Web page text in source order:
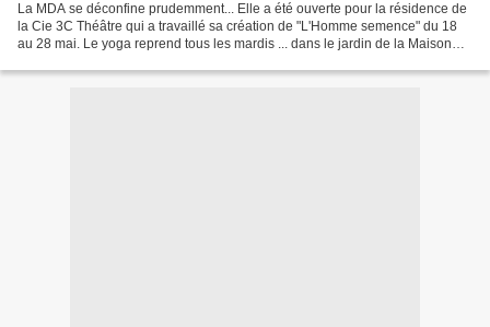
La MDA se déconfine prudemment... Elle a été ouverte pour la résidence de
la Cie 3C Théâtre qui a travaillé sa création de "L'Homme semence" du 18
au 28 mai. Le yoga reprend tous les mardis ... dans le jardin de la Maison